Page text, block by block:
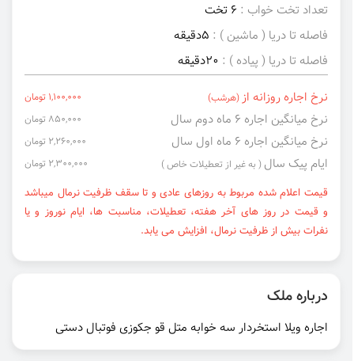
تعداد تخت خواب : 6 تخت
فاصله تا دریا ( ماشین ) : 5دقیقه
فاصله تا دریا ( پیاده ) : 20دقیقه
نرخ اجاره روزانه از (هرشب) 1,100,000 تومان
نرخ میانگین اجاره ۶ ماه دوم سال 850,000 تومان
نرخ میانگین اجاره ۶ ماه اول سال 2,260,000 تومان
ایام پیک سال ( به غیر از تعطیلات خاص ) 2,300,000 تومان
قیمت اعلام شده مربوط به روزهای عادی و تا سقف ظرفیت نرمال میباشد
و قیمت در روز های آخر هفته، تعطیلات، مناسبت ها، ایام نوروز و یا
نفرات بیش از ظرفیت نرمال، افزایش می یابد.
درباره ملک
اجاره ویلا استخردار سه خوابه متل قو جکوزی فوتبال دستی